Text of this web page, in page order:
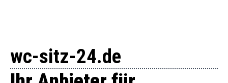
wc-sitz-24.de